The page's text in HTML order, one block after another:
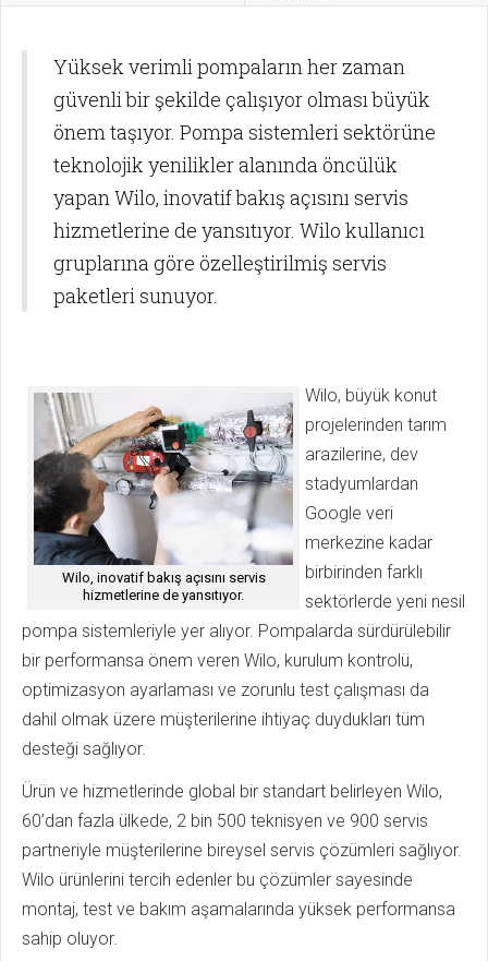
Yüksek verimli pompaların her zaman
güvenli bir şekilde çalışıyor olması büyük
önem taşıyor. Pompa sistemleri sektörüne
teknolojik yenilikler alanında öncülük
yapan Wilo, inovatif bakış açısını servis
hizmetlerine de yansıtıyor. Wilo kullanıcı
gruplarına göre özelleştirilmiş servis
paketleri sunuyor.
Wilo, inovatif bakış açısını servis
hizmetlerine de yansıtıyor.
Wilo, büyük konut
projelerinden tarım
arazilerine, dev
stadyumlardan
Google veri
merkezine kadar
birbirinden farklı
sektörlerde yeni nesil
pompa sistemleriyle yer alıyor. Pompalarda sürdürülebilir
bir performansa önem veren Wilo, kurulum kontrolü,
optimizasyon ayarlaması ve zorunlu test çalışması da
dahil olmak üzere müşterilerine ihtiyaç duydukları tüm
desteği sağlıyor.
Ürün ve hizmetlerinde global bir standart belirleyen Wilo,
60’dan fazla ülkede, 2 bin 500 teknisyen ve 900 servis
partneriyle müşterilerine bireysel servis çözümleri sağlıyor.
Wilo ürünlerini tercih edenler bu çözümler sayesinde
montaj, test ve bakım aşamalarında yüksek performansa
sahip oluyor.